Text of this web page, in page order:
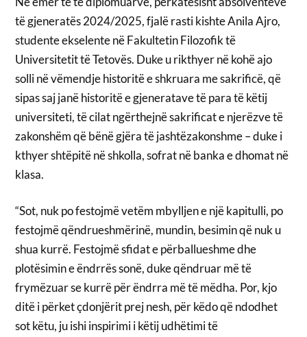
të gjeneratës 2024/2025, fjalë rasti kishte Anila Ajro,
studente ekselente në Fakultetin Filozofik të
Universitetit të Tetovës. Duke u rikthyer në kohë ajo
solli në vëmendje historitë e shkruara me sakrificë, që
sipas saj janë historitë e gjeneratave të para të këtij
universiteti, të cilat ngërthejnë sakrificat e njerëzve të
zakonshëm që bënë gjëra të jashtëzakonshme – duke i
kthyer shtëpitë në shkolla, sofrat në banka e dhomat në
klasa.
“Sot, nuk po festojmë vetëm mbylljen e një kapitulli, po
festojmë qëndrueshmërinë, mundin, besimin që nuk u
shua kurrë. Festojmë sfidat e përballueshme dhe
plotësimin e ëndrrës sonë, duke qëndruar më të
frymëzuar se kurrë për ëndrra më të mëdha. Por, kjo
ditë i përket çdonjërit prej nesh, për këdo që ndodhet
sot këtu, ju ishi inspirimi i këtij udhëtimi të